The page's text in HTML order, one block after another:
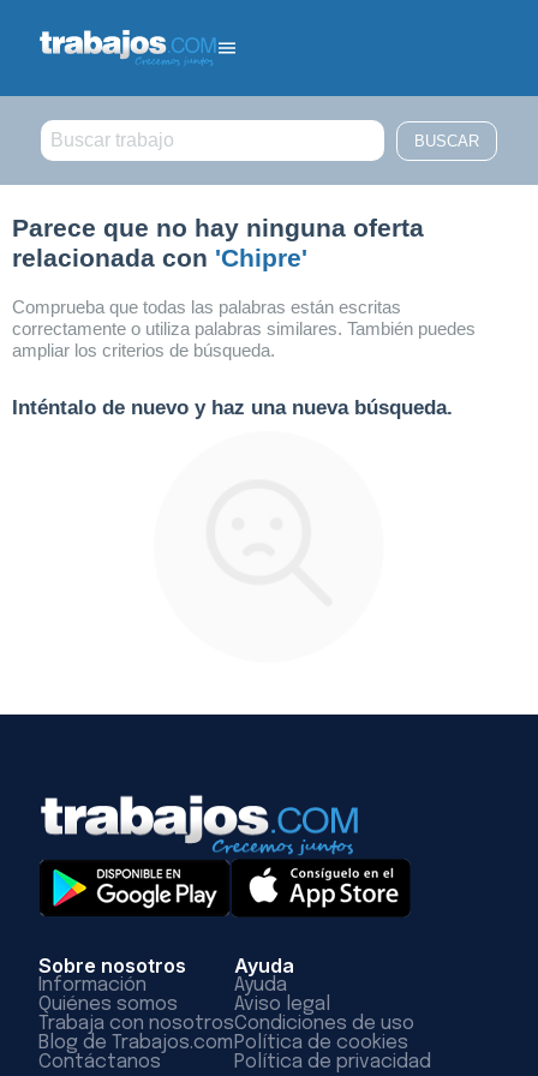
Parece que no hay ninguna oferta
relacionada con 'Chipre'
Comprueba que todas las palabras están escritas
correctamente o utiliza palabras similares. También puedes
ampliar los criterios de búsqueda.
Inténtalo de nuevo y haz una nueva búsqueda.
Sobre nosotros
Información
Quiénes somos
Trabaja con nosotros
Blog de Trabajos.com
Contáctanos
Ayuda
Ayuda
Aviso legal
Condiciones de uso
Política de cookies
Política de privacidad